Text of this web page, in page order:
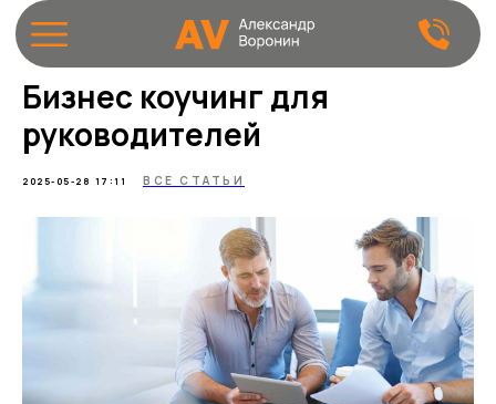
Бизнес коучинг для
руководителей
2025-05-28 17:11 ВСЕ СТАТЬИ